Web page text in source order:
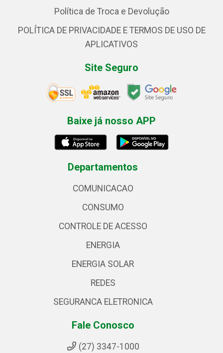
Política de Troca e Devolução
POLÍTICA DE PRIVACIDADE E TERMOS DE USO DE
APLICATIVOS
Site Seguro
Baixe já nosso APP
Departamentos
COMUNICACAO
CONSUMO
CONTROLE DE ACESSO
ENERGIA
ENERGIA SOLAR
REDES
SEGURANCA ELETRONICA
Fale Conosco
(27) 3347-1000